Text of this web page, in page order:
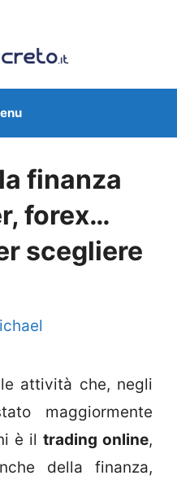
finanza
forex…
scegliere
attività che, negli
maggiormente
è il trading online,
della finanza,